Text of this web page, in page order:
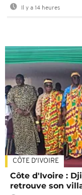
Il y a 14 heures
CÔTE D'IVOIRE
Côte d'Ivoire :
retrouve son